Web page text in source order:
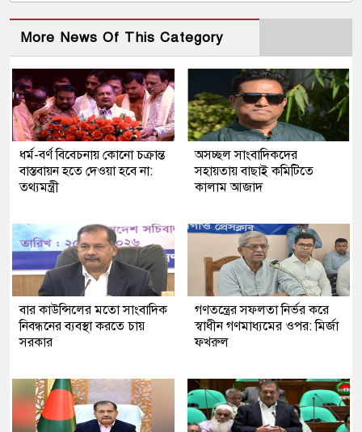
More News Of This Category
ধর্ম-বর্ণ বিবেচনায় কোনো চক্রান্ত
বাস্তবায়ন হতে দেওয়া হবে না:
তথ্যমন্ত্রী
অসচ্ছল সাংবাদিকদের
সহায়তায় বাছাই কমিটিতে
কালাম আজাদ
বার কাউন্সিলের মতো সাংবাদিক
নিবন্ধনের ব্যবস্থা করতে চায়
সরকার
গণতন্ত্রের সফলতা নির্ভর করে
স্বাধীন গণমাধ্যমের ওপর: মির্জা
ফখরুল